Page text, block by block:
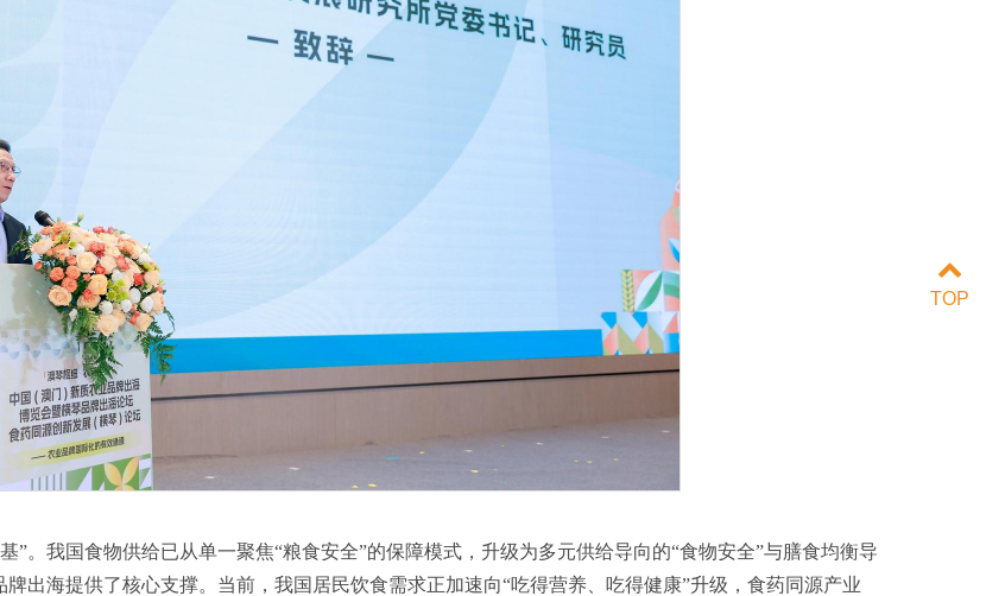
”。我国食物供给已从单一聚焦“粮食安全”的保障模式，升级为多元供给导向的“食物安全”与膳食均衡导
出海提供了核心支撑。当前，我国居民饮食需求正加速向“吃得营养、吃得健康”升级，食药同源产业
TOP